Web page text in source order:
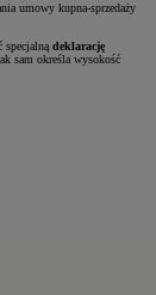
umowy kupna-sprzedaży
specjalną deklarację
sam określa wysokość